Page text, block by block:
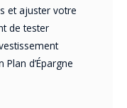
et ajuster votre
de tester
d’Épargne